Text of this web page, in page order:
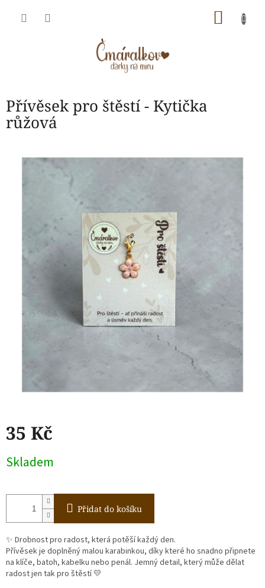
Přívěsek pro štěstí - Kytička
růžová
35 Kč
cena:
Skladem
Přidat do košíku
✨ Drobnost pro radost, která potěší každý den.
Přívěsek je doplněný malou karabinkou, díky které ho snadno připnete
na klíče, batoh, kabelku nebo penál. Jemný detail, který může dělat
radost jen tak pro štěstí 💛